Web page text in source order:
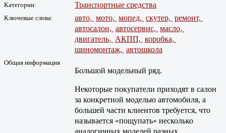
Категории: Транспортные средства
Ключевые слова: авто, мото, мопед, скутер, ремонт,
автосалон, автосервис, масло,
двигатель, АКПП, коробка,
шиномонтаж, автошкола
Общая информация
Большой модельный ряд.
Некоторые покупатели приходят в салон
за конкретной моделью автомобиля, а
большей части клиентов требуется, что
называется «пощупать» несколько
аналогичных моделей разных